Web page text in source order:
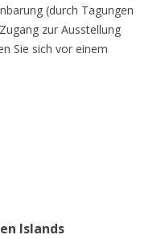
(durch Tagungen
zur Ausstellung
Sie sich vor einem
Islands